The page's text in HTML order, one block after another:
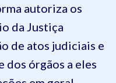
autoriza os
da Justiça
de atos judiciais e
órgãos a eles